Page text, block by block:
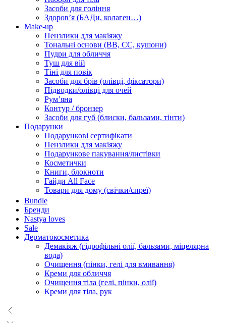
Засоби для гоління
Здоровʼя (БАДи, колаген…)
Make-up
Пензлики для макіяжу
Тональні основи (BB, CC, кушони)
Пудри для обличчя
Туш для вій
Тіні для повік
Засоби для брів (олівці, фіксатори)
Підводки/олівці для очей
Румʼяна
Контур / бронзер
Засоби для губ (блиски, бальзами, тінти)
Подарунки
Подарункові сертифікати
Пензлики для макіяжу
Подарункове пакування/листівки
Косметички
Книги, блокноти
Гайди All Face
Товари для дому (свічки/спреї)
Bundle
Бренди
Nastya loves
Sale
Дерматокосметика
Демакіяж (гідрофільні олії, бальзами, міцелярна
вода)
Очищення (пінки, гелі для вмивання)
Креми для обличчя
Очищення тіла (гелі, пінки, олії)
Креми для тіла, рук